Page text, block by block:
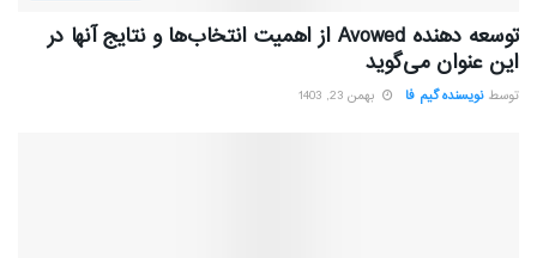
توسعه دهنده Avowed از اهمیت انتخاب‌ها و نتایج آنها در
این عنوان می‌گوید
توسط نویسنده گیم فا بهمن 23, 1403